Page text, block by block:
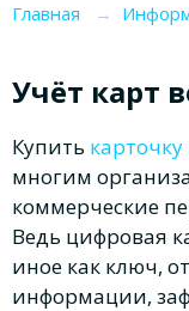
Главная →
Учёт карт
Купить
многим
коммерческие
Ведь цифровая
иное как ключ,
информации,